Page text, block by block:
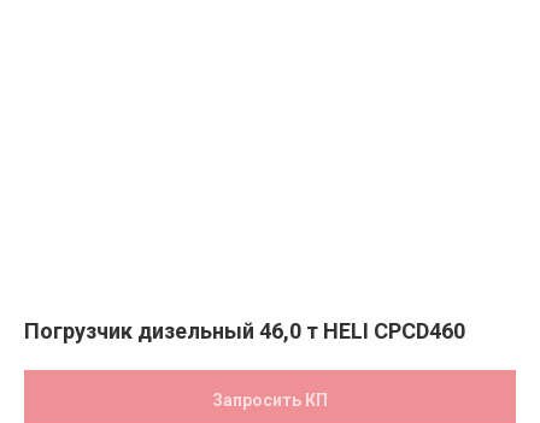
Погрузчик дизельный 46,0 т HELI CPCD460
Запросить КП